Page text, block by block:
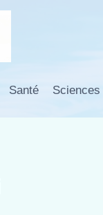
Santé Sciences